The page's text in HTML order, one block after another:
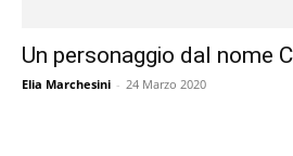
Un personaggio dal nome
Elia Marchesini - 24 Marzo 2020